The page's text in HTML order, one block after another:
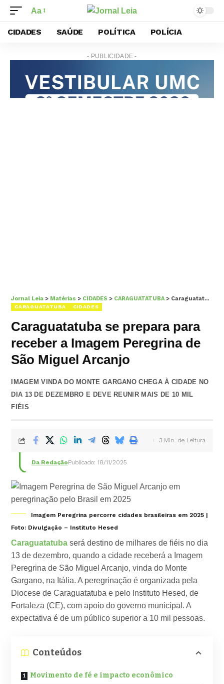
Aa
CIDADES SAÚDE POLÍTICA POLÍCIA
- PUBLICIDADE -
Jornal Leia > Matérias > CIDADES > CARAGUATATUBA> Caraguatatuba se prepara para receber a Imagem Peregrina de São Miguel Arcanjo
CARAGUATATUBA CIDADES
Caraguatatuba se prepara para
receber a Imagem Peregrina de
São Miguel Arcanjo
IMAGEM VINDA DO MONTE GARGANO CHEGA À CIDADE NO
DIA 13 DE DEZEMBRO E DEVE REUNIR MAIS DE 10 MIL
FIÉIS
Da RedaçãoPublicado: 18/11/2025
3 Min. de Leitura
Imagem Peregrina percorre cidades brasileiras em 2025 |
Foto: Divulgação – Instituto Hesed
Caraguatatuba será destino de milhares de fiéis no dia
13 de dezembro, quando a cidade receberá a Imagem
Peregrina de São Miguel Arcanjo, vinda do Monte
Gargano, na Itália. A peregrinação é organizada pela
Diocese de Caraguatatuba e pelo Instituto Hesed, de
Fortaleza (CE), com apoio do governo municipal. A
expectativa é de um público superior a 10 mil pessoas.
Conteúdos
Movimento de fé e impacto econômico